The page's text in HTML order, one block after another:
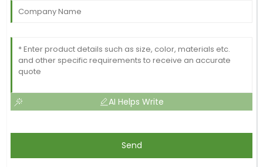
AI Helps Write
Send